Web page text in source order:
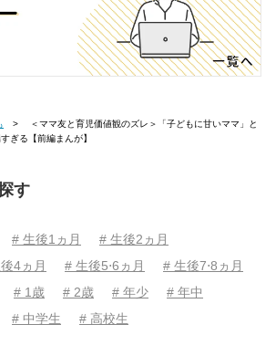
ぎる【前編まんが】
す
# 生後1ヵ月
# 生後2ヵ月
4ヵ月 # 生後5⋅6ヵ月
# 生後7⋅8ヵ月
# 1歳 # 2歳 # 年少
# 年中
# 中学生 # 高校生